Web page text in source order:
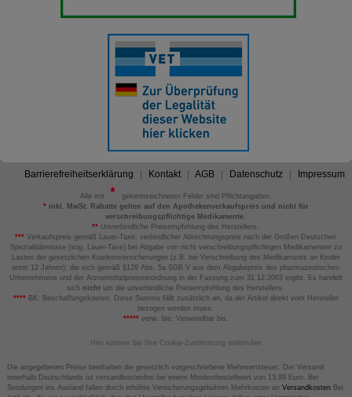
Barrierefreiheitserklärung Kontakt AGB Datenschutz Impressum
Alle mit
gekennzeichneten Felder sind Pflichtangaben.
*inkl. MwSt. Rabatte gelten auf den Apothekenverkaufspreis und nicht für
verschreibungspflichtige Medikamente.
** Unverbindliche Preisempfehlung des Herstellers.
*** Verkaufspreis gemäß Lauer-Taxe; verbindlicher Abrechnungspreis nach der Großen Deutschen
Spezialitätentaxe (sog. Lauer-Taxe) bei Abgabe von nicht verschreibungspflichtigen Medikamenten zu
Lasten der gesetzlichen Krankenversicherungen (z.B. bei Verschreibung des Medikaments an Kinder
unter 12 Jahren), die sich gemäß §129 Abs. 5a SGB V aus dem Abgabepreis des pharmazeutischen
Unternehmens und der Arzneimittelpreisverordnung in der Fassung zum 31.12.2003 ergibt. Es handelt
sich nicht um die unverbindliche Preisempfehlung des Herstellers.
****BK: Beschaffungskosten. Diese Summe fällt zusätzlich an, da der Artikel direkt vom Hersteller
bezogen werden muss.
*****verw. bis: Verwendbar bis.
Hier können Sie Ihre Cookie-Zustimmung widerrufen
Die angegebenen Preise beinhalten die gesetzlich vorgeschriebene Mehrwertsteuer. Der Versand
innerhalb Deutschlands ist versandkostenfrei bei einem Mindestbestellwert von 13,99 Euro. Bei
Sendungen ins Ausland fallen durch erhöhte Versicherungsgebühren Mehrkosten an VersandkostenBei